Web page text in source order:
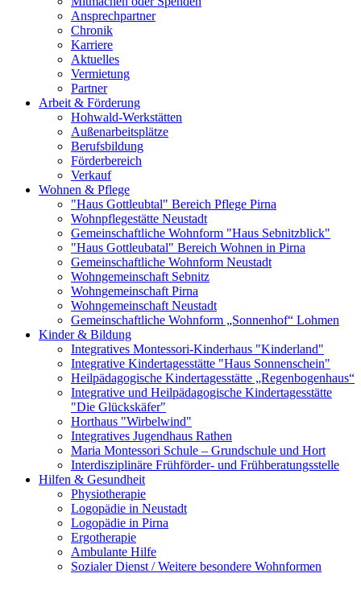
Ansprechpartner
Chronik
Karriere
Aktuelles
Vermietung
Partner
Arbeit & Förderung
Hohwald-Werkstätten
Außenarbeitsplätze
Berufsbildung
Förderbereich
Verkauf
Wohnen & Pflege
"Haus Gottleubtal" Bereich Pflege Pirna
Wohnpflegestätte Neustadt
Gemeinschaftliche Wohnform "Haus Sebnitzblick"
"Haus Gottleubatal" Bereich Wohnen in Pirna
Gemeinschaftliche Wohnform Neustadt
Wohngemeinschaft Sebnitz
Wohngemeinschaft Pirna
Wohngemeinschaft Neustadt
Gemeinschaftliche Wohnform „Sonnenhof“ Lohmen
Kinder & Bildung
Integratives Montessori-Kinderhaus "Kinderland"
Integrative Kindertagesstätte "Haus Sonnenschein"
Heilpädagogische Kindertagesstätte „Regenbogenhaus“
Integrative und Heilpädagogische Kindertagesstätte
"Die Glückskäfer"
Horthaus "Wirbelwind"
Integratives Jugendhaus Rathen
Maria Montessori Schule – Grundschule und Hort
Interdisziplinäre Frühförder- und Frühberatungsstelle
Hilfen & Gesundheit
Physiotherapie
Logopädie in Neustadt
Logopädie in Pirna
Ergotherapie
Ambulante Hilfe
Sozialer Dienst / Weitere besondere Wohnformen